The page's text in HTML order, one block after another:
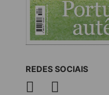
REDES SOCIAIS